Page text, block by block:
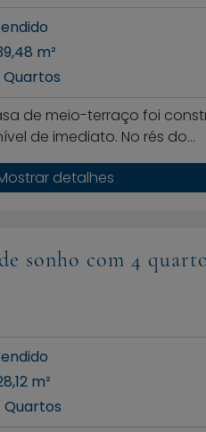
m²
Quartos
de meio-terraço foi
de imediato. No rés do…
detalhes
sonho com 4
m²
Quartos